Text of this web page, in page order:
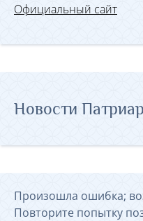
Официальный сайт
Новости
Произошла ошибка;
Повторите попытку